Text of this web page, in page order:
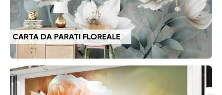
CARTA DA PARATI FLOREALE